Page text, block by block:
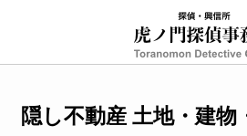
隠し不動産 土地・建物